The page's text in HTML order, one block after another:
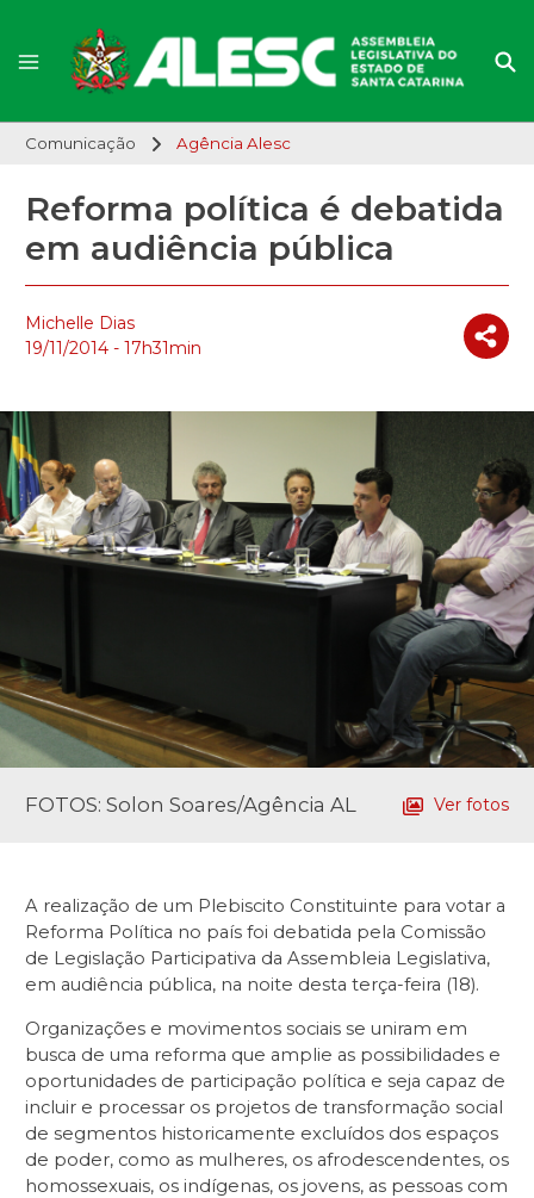
Comunicação Agência Alesc
Reforma política é debatida
em audiência pública
Michelle Dias
19/11/2014 - 17h31min
FOTOS: Solon Soares/Agência AL Ver fotos
A realização de um Plebiscito Constituinte para votar a
Reforma Política no país foi debatida pela Comissão
de Legislação Participativa da Assembleia Legislativa,
em audiência pública, na noite desta terça-feira (18).
Organizações e movimentos sociais se uniram em
busca de uma reforma que amplie as possibilidades e
oportunidades de participação política e seja capaz de
incluir e processar os projetos de transformação social
de segmentos historicamente excluídos dos espaços
de poder, como as mulheres, os afrodescendentes, os
homossexuais, os indígenas, os jovens, as pessoas com